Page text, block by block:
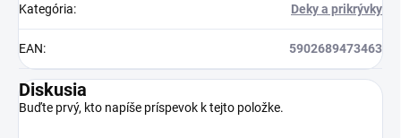
Kategória: Deky a prikrývky
EAN: 5902689473463
Diskusia
Buďte prvý, kto napíše príspevok k tejto položke.